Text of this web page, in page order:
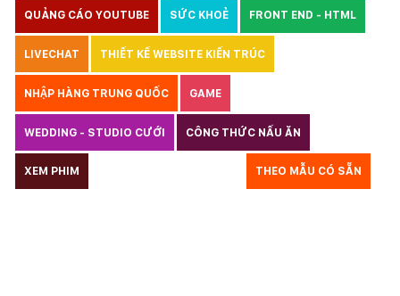
QUẢNG CÁO YOUTUBE SỨC KHOẺ FRONT END - HTML
LIVECHAT THIẾT KẾ WEBSITE KIẾN TRÚC
NHẬP HÀNG TRUNG QUỐC GAME
WEDDING - STUDIO CƯỚI CÔNG THỨC NẤU ĂN
XEM PHIM THEO MẪU CÓ SẴN